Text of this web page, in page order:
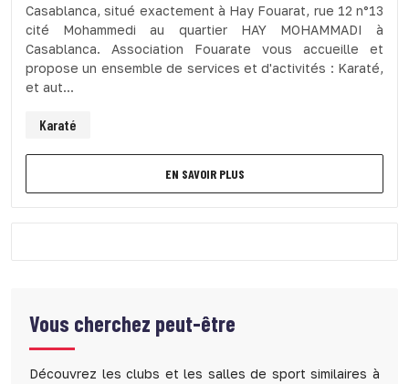
Casablanca, situé exactement à Hay Fouarat, rue 12 n°13
cité Mohammedi au quartier HAY MOHAMMADI à
Casablanca. Association Fouarate vous accueille et
propose un ensemble de services et d'activités : Karaté,
et aut...
Karaté
EN SAVOIR PLUS
Vous cherchez peut-être
Découvrez les clubs et les salles de sport similaires à